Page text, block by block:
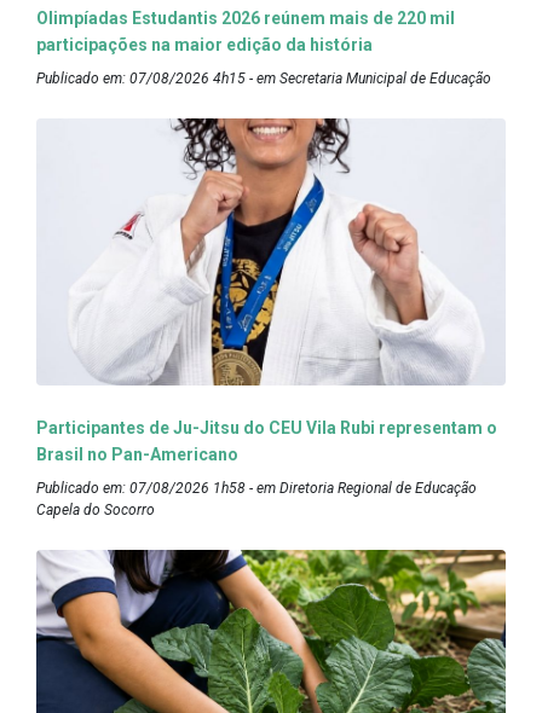
Olimpíadas Estudantis 2026 reúnem mais de 220 mil
participações na maior edição da história
Publicado em: 07/08/2026 4h15 - em Secretaria Municipal de Educação
Participantes de Ju-Jitsu do CEU Vila Rubi representam o
Brasil no Pan-Americano
Publicado em: 07/08/2026 1h58 - em Diretoria Regional de Educação
Capela do Socorro